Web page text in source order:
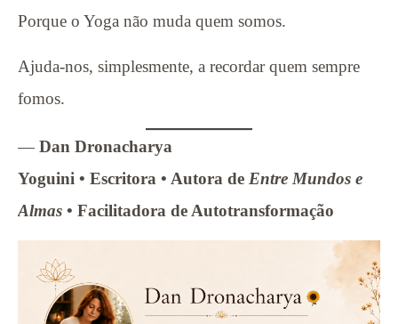
Porque o Yoga não muda quem somos.
Ajuda-nos, simplesmente, a recordar quem sempre
fomos.
— Dan Dronacharya
Yoguini • Escritora • Autora de Entre Mundos e
Almas • Facilitadora de Autotransformação